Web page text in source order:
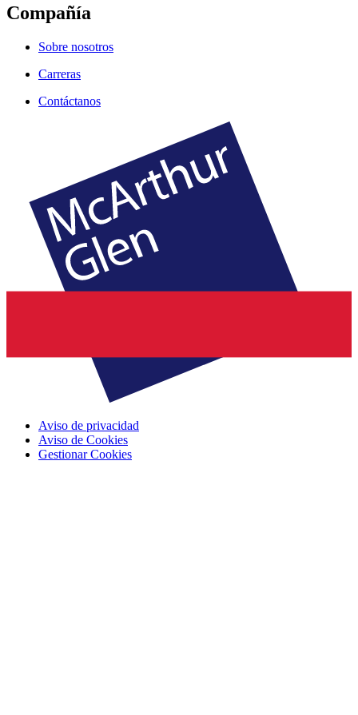
Compañía
Sobre nosotros
Carreras
Contáctanos
Aviso de privacidad
Aviso de Cookies
Gestionar Cookies